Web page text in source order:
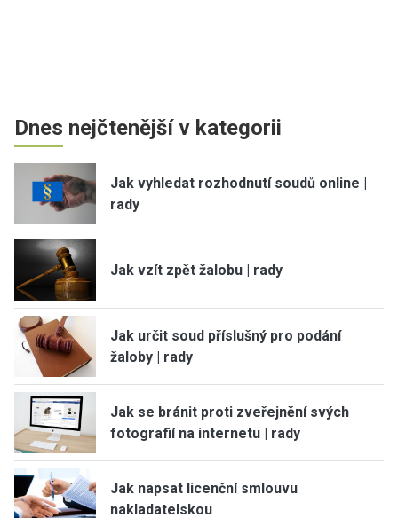
Dnes nejčtenější v kategorii
Jak vyhledat rozhodnutí soudů online |
rady
Jak vzít zpět žalobu | rady
Jak určit soud příslušný pro podání
žaloby | rady
Jak se bránit proti zveřejnění svých
fotografií na internetu | rady
Jak napsat licenční smlouvu
nakladatelskou